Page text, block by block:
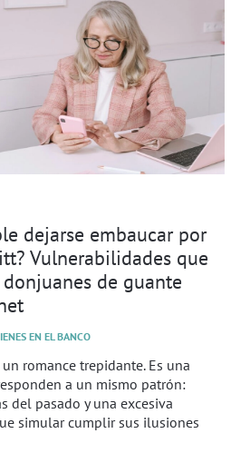
dejarse embaucar por
Vulnerabilidades que
de guante
EN EL BANCO
romance trepidante. Es una
a un mismo patrón:
del pasado y una excesiva
simular cumplir sus ilusiones